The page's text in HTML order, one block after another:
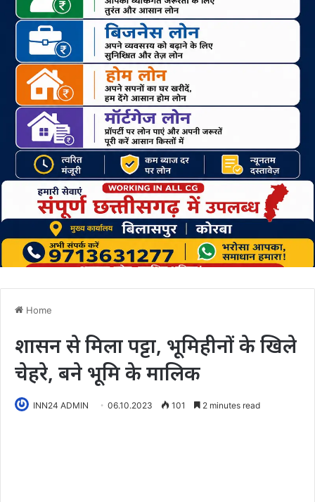
Home
शासन से मिला पट्टा, भूमिहीनों के खिले
चेहरे, बने भूमि के मालिक
INN24 ADMIN 06.10.2023 101 2 minutes read